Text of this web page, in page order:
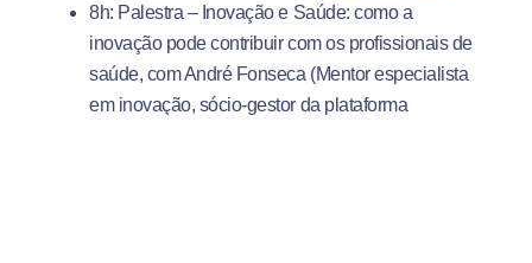
8h: Palestra – Inovação e Saúde: como a
inovação pode contribuir com os profissionais de
saúde, com André Fonseca (Mentor especialista
em inovação, sócio-gestor da plataforma